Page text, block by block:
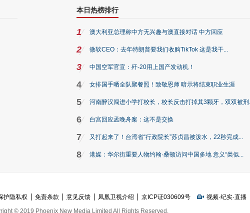
本日热榜排行
1 澳大利亚总理称中方无兴趣与澳直接对话 中方回应
2 微软CEO：去年特朗普要我们收购TikTok 这是我干...
3 中国空军官宣：歼-20用上国产发动机！
4 女排国手晒全队聚餐照！致敬恩师 暗示将结束职业生涯
5 河南醉汉闯进小学打校长，校长反击打掉其3颗牙，双双被刑
6 白宫回应孟晚舟案：这不是交换
7 又打起来了！台湾省“行政院长”苏贞昌被泼水，22秒完成...
8 港媒：华尔街重要人物约翰·桑顿访问中国多地 意义“类似...
护隐私权 免责条款 意见反馈 凤凰卫视介绍 京ICP证030609号 视频·纪实·直播
© 2019 Phoenix New Media Limited All Rights Reserved.